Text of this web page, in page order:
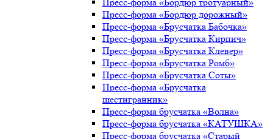
Пресс-форма «Бордюр дорожный»
Пресс-форма «Брусчатка Бабочка»
Пресс-форма «Брусчатка Кирпич»
Пресс-форма «Брусчатка Клевер»
Пресс-форма «Брусчатка Ромб»
Пресс-форма «Брусчатка Соты»
Пресс-форма «Брусчатка
шестигранник»
Пресс-форма брусчатка «Волна»
Пресс-форма брусчатка «КАТУШКА»
Пресс-форма брусчатка «Старый